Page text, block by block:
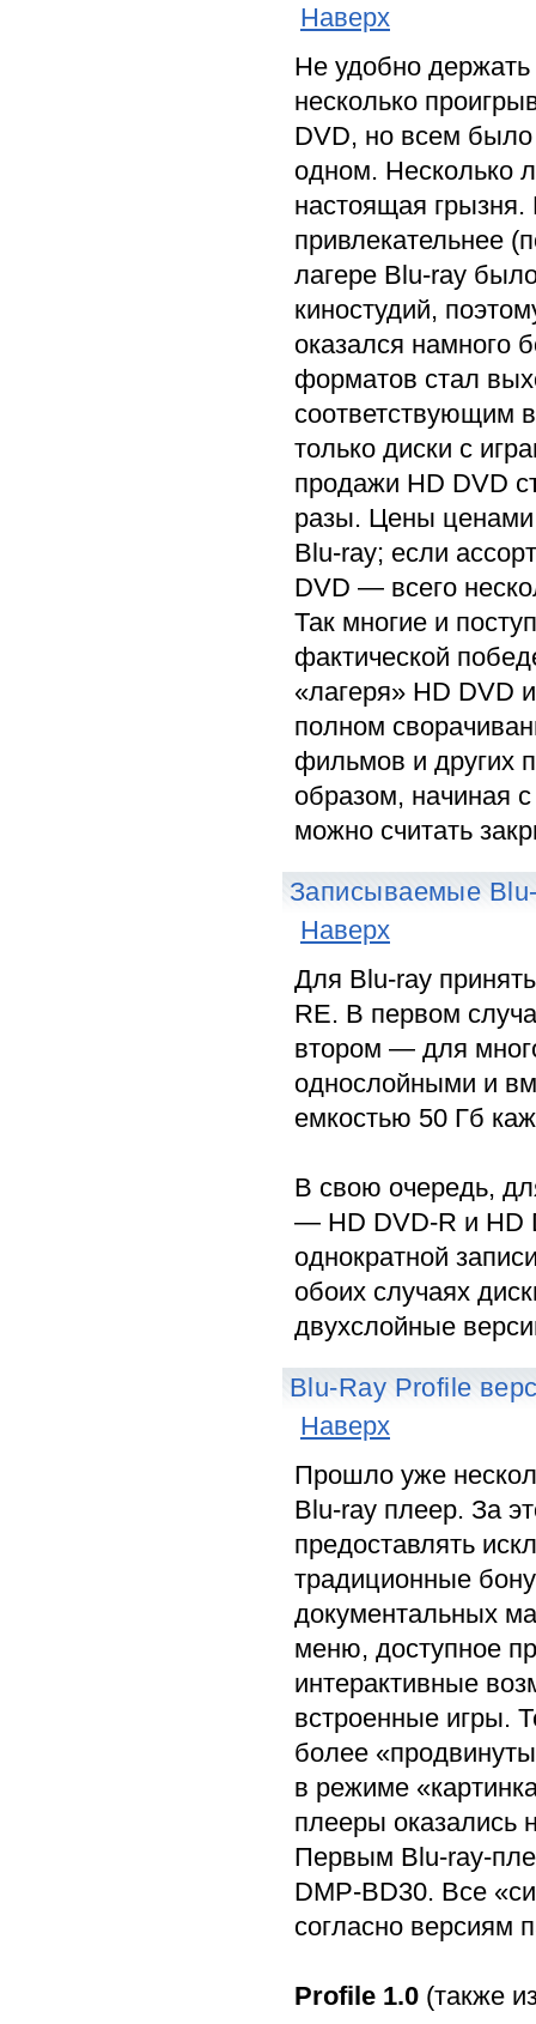
Наверх
Не удобно
несколько
DVD, но всем было
одном. Несколько
настоящая
привлекательнее
лагере Blu-ray
киностудий,
оказался намного
форматов стал
соответствующим
только диски с
продажи HD DVD
разы. Цены
Blu-ray; если
DVD — всего
Так многие и
фактической
«лагеря» HD DVD
полном
фильмов и других
образом, начиная
можно считать
Записываемые
Наверх
Для Blu-ray
RE. В первом
втором — для
однослойными и
емкостью 50 Гб
В свою очередь,
— HD DVD-R и HD
однократной
обоих случаях
двухслойные
Blu-Ray Profile
Наверх
Прошло уже
Blu-ray плеер. За
предоставлять
традиционные
документальных
меню, доступное
интерактивные
встроенные игры.
более
в режиме
плееры оказались
Первым Blu-ray-
DMP-BD30. Все
согласно версиям
Profile 1.0 (также